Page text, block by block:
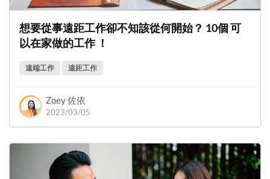
想要從事遠距工作卻不知該從何開始？ 10個 可
以在家做的工作 ！
遠端工作 遠距工作
Zoey 佐依
2023/03/05